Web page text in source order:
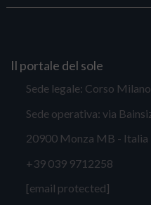
Il portale del sole
Sede legale: Corso
Sede operativa: via
20900 Monza MB - Italia
+39 039 9712258
[email protected]